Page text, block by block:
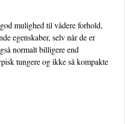
mulighed til vådere forhold,
egenskaber, selv når de er
normalt billigere end
tungere og ikke så kompakte